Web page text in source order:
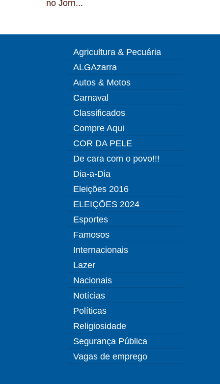
no Jorn...
Agricultura & Pecuária
ALGAzarra
Autos & Motos
Carnaval
Classificados
Compre Aqui
COR DA PELE
De cara com o povo!!!
Dia-a-Dia
Eleições 2016
ELEIÇÕES 2024
Esportes
Famosos
Internacionais
Lazer
Nacionais
Notícias
Políticas
Religiosidade
Segurança Pública
Vagas de emprego